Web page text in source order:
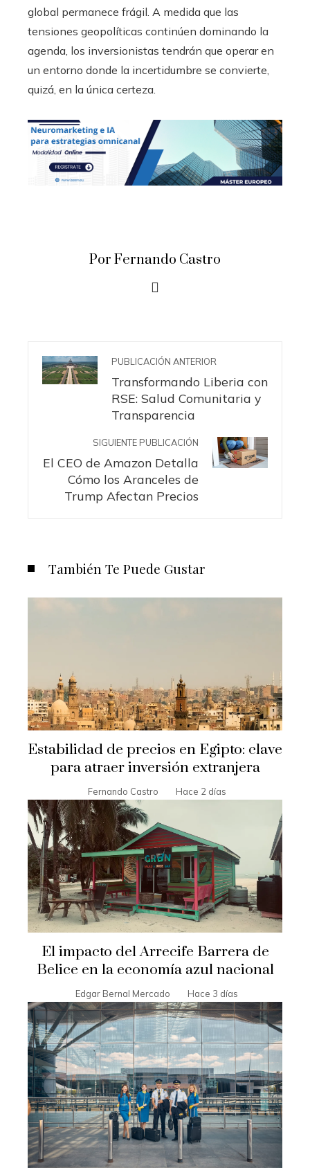
global permanece frágil. A medida que las
tensiones geopolíticas continúen dominando la
agenda, los inversionistas tendrán que operar en
un entorno donde la incertidumbre se convierte,
quizá, en la única certeza.
Por Fernando Castro
PUBLICACIÓN ANTERIOR
Transformando Liberia con
RSE: Salud Comunitaria y
Transparencia
SIGUIENTE PUBLICACIÓN
El CEO de Amazon Detalla
Cómo los Aranceles de
Trump Afectan Precios
También Te Puede Gustar
Estabilidad de precios en Egipto: clave
para atraer inversión extranjera
Fernando Castro Hace 2 días
El impacto del Arrecife Barrera de
Belice en la economía azul nacional
Edgar Bernal Mercado Hace 3 días